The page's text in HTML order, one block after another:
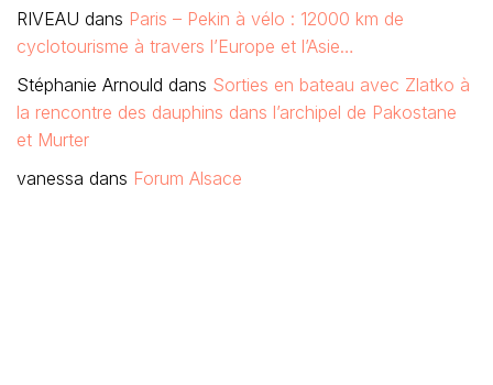
RIVEAU dans Paris – Pekin à vélo : 12000 km de
cyclotourisme à travers l’Europe et l’Asie…
Stéphanie Arnould dans Sorties en bateau avec Zlatko à
la rencontre des dauphins dans l’archipel de Pakostane
et Murter
vanessa dans Forum Alsace